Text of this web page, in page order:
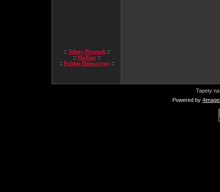
:: Teksty Piosenek ::
:: MaXior ::
:: Polskie Dziewczyny ::
Tapety
Powered by